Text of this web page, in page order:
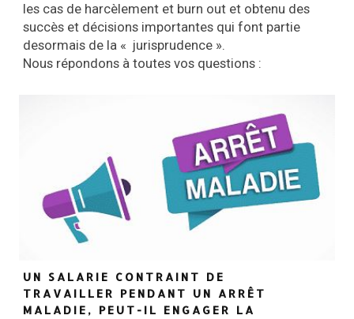
les cas de harcèlement et burn out et obtenu des
succès et décisions importantes qui font partie
desormais de la « jurisprudence ».
Nous répondons à toutes vos questions :
UN SALARIE CONTRAINT DE
TRAVAILLER PENDANT UN ARRÊT
MALADIE, PEUT-IL ENGAGER LA